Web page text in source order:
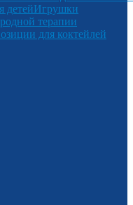
детейИгрушки
терапии
для коктейлей